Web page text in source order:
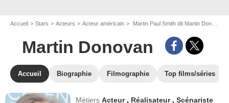
Accueil Stars Acteurs Acteur américain Martin Paul Smith dit Martin Donovan
Martin Donovan
Accueil Biographie Filmographie Top films/séries
MétiersActeur , Réalisateur ,Scénariste